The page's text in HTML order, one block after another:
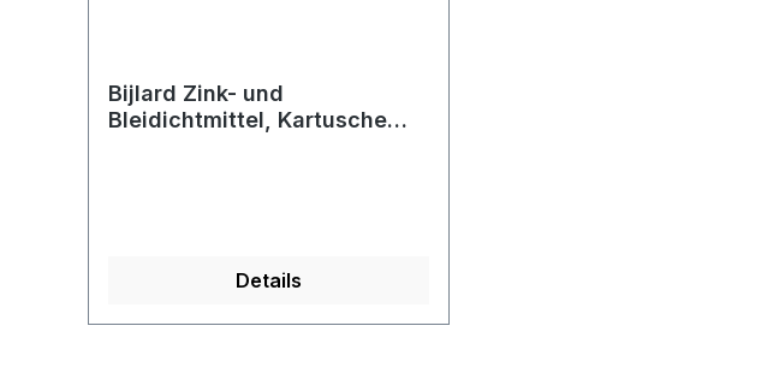
Bijlard Zink- und
Bleidichtmittel, Kartusche
Details